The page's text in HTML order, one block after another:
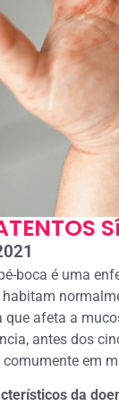
boca é uma
que afeta a
antes dos
em
da